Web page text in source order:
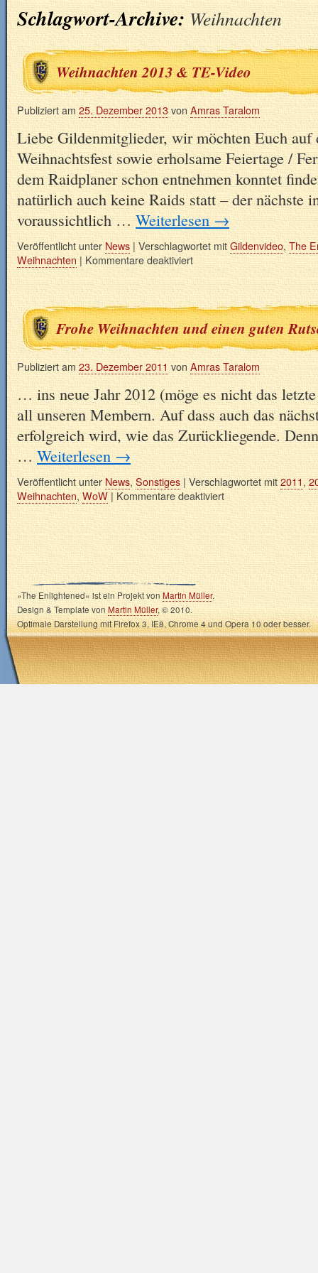
Schlagwort-Archive:Weihnachten
Weihnachten 2013 & TE-Video
Publiziert am 25. Dezember 2013vonAmras Taralom
Liebe Gildenmitglieder, wir möchten Euch auf
Weihnachtsfest sowie erholsame Feiertage /
dem Raidplaner schon entnehmen konntet
natürlich auch keine Raids statt – der nächste
voraussichtlich …Weiterlesen →
Veröffentlicht unterNews | Verschlagwortet mitGildenvideo,The
Weihnachten | Kommentare deaktiviert
Frohe Weihnachten und einen guten
Publiziert am 23. Dezember 2011 vonAmras Taralom
… ins neue Jahr 2012 (möge es nicht das
all unseren Membern. Auf dass auch das
erfolgreich wird, wie das Zurückliegende.
…Weiterlesen →
Veröffentlicht unter News, Sonstiges| Verschlagwortet mit2011,
Weihnachten,WoW | Kommentare deaktiviert
»The Enlightened« ist ein Projekt vonMartin Müller.
Design & Template vonMartin Müller, © 2010.
Optimale Darstellung mit Firefox 3, IE8, Chrome 4 und Opera 10 oder besser.